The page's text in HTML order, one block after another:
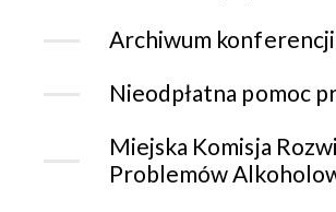
Archiwum konferencji
Nieodpłatna pomoc
Miejska Komisja
Problemów